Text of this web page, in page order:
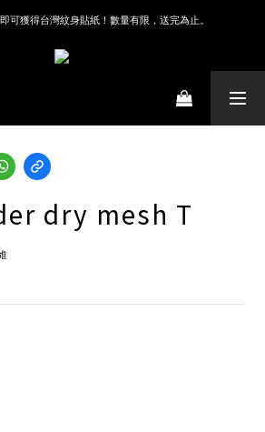
可獲得台灣紋身貼紙！數量有限，送完為止。
dry mesh T